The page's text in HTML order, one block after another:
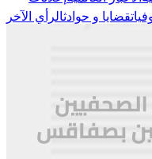
قضايا و حوادثالرأي الآخر